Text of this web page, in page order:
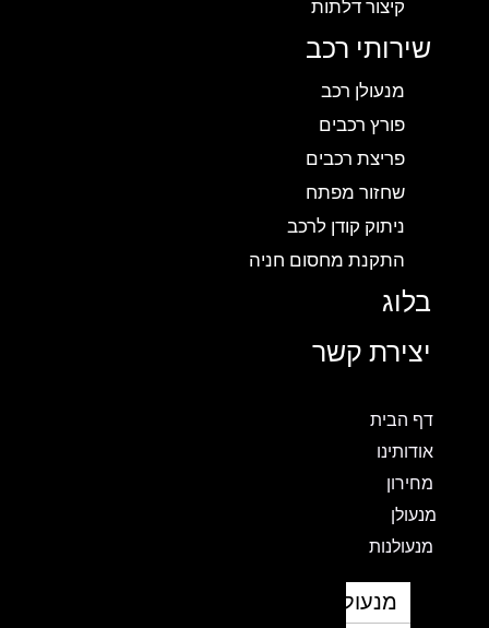
קיצור דלתות
שירותי רכב
מנעולן רכב
פורץ רכבים
פריצת רכבים
שחזור מפתח
ניתוק קודן לרכב
התקנת מחסום חניה
בלוג
יצירת קשר
דף הבית
אודותינו
מחירון
מנעולן
מנעולנות
מנעולן